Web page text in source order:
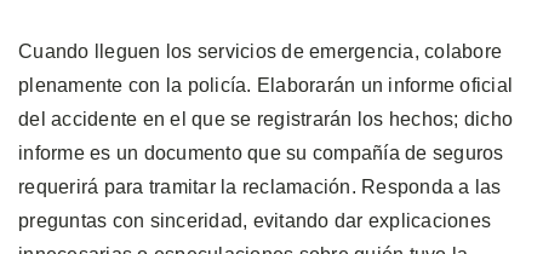
Cuando lleguen los servicios de emergencia, colabore
plenamente con la policía. Elaborarán un informe oficial
del accidente en el que se registrarán los hechos; dicho
informe es un documento que su compañía de seguros
requerirá para tramitar la reclamación. Responda a las
preguntas con sinceridad, evitando dar explicaciones